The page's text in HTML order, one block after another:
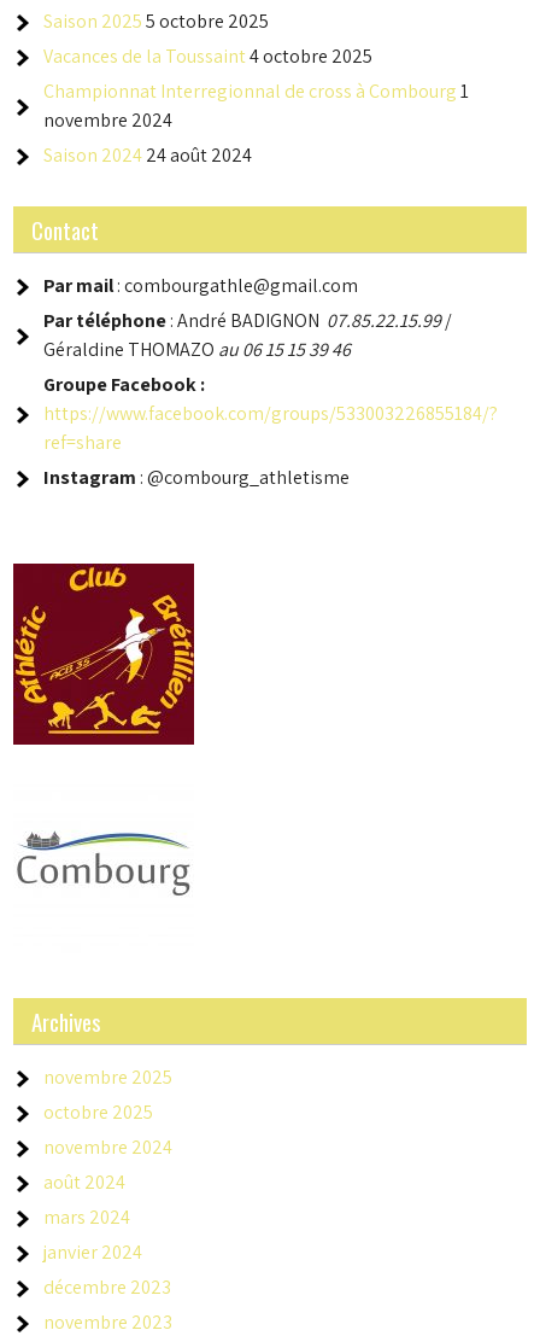
Saison 2025 5 octobre 2025
Vacances de la Toussaint4 octobre 2025
Championnat Interregionnal de cross à Combourg 1
novembre 2024
Saison 202424 août 2024
Contact
Par mail: combourgathle@gmail.com
Par téléphone: André BADIGNON 07.85.22.15.99/
Géraldine THOMAZO au 06 15 15 39 46
GroupeFacebook :
https://www.facebook.com/groups/533003226855184/?
ref=share
Instagram : @combourg_athletisme
Archives
novembre 2025
octobre 2025
novembre 2024
août 2024
mars 2024
janvier 2024
décembre 2023
novembre 2023